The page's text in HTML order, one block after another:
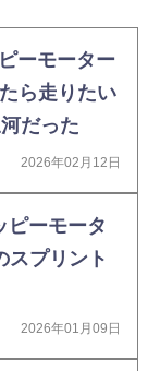
ーモーター
ら走りたい
だった
2026年02月12日
ピーモータ
プリント
2026年01月09日